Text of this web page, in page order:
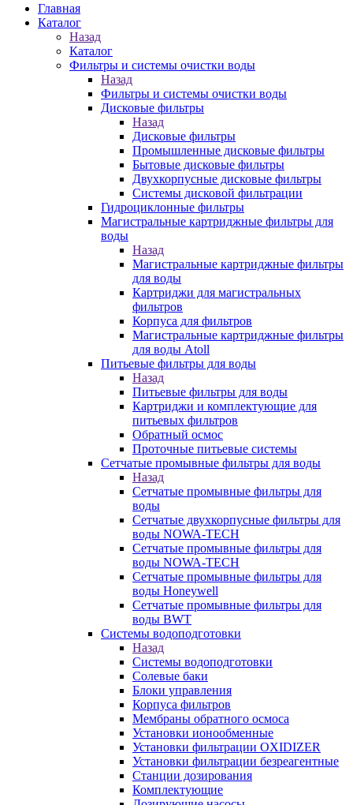
Главная
Каталог
Назад
Каталог
Фильтры и системы очистки воды
Назад
Фильтры и системы очистки воды
Дисковые фильтры
Назад
Дисковые фильтры
Промышленные дисковые фильтры
Бытовые дисковые фильтры
Двухкорпусные дисковые фильтры
Системы дисковой фильтрации
Гидроциклонные фильтры
Магистральные картриджные фильтры для
воды
Назад
Магистральные картриджные фильтры
для воды
Картриджи для магистральных
фильтров
Корпуса для фильтров
Магистральные картриджные фильтры
для воды Atoll
Питьевые фильтры для воды
Назад
Питьевые фильтры для воды
Картриджи и комплектующие для
питьевых фильтров
Обратный осмос
Проточные питьевые системы
Сетчатые промывные фильтры для воды
Назад
Сетчатые промывные фильтры для
воды
Сетчатые двухкорпусные фильтры для
воды NOWA-TECH
Сетчатые промывные фильтры для
воды NOWA-TECH
Сетчатые промывные фильтры для
воды Honeywell
Сетчатые промывные фильтры для
воды BWT
Системы водоподготовки
Назад
Системы водоподготовки
Солевые баки
Блоки управления
Корпуса фильтров
Мембраны обратного осмоса
Установки ионообменные
Установки фильтрации OXIDIZER
Установки фильтрации безреагентные
Станции дозирования
Комплектующие